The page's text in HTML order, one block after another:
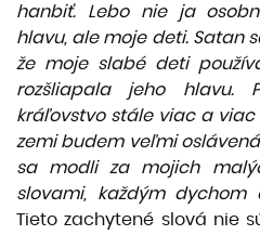
hanbiť. Lebo nie ja
hlavu, ale moje deti. Satan
že moje slabé deti
rozšliapala jeho hlavu.
kráľovstvo stále viac a viac
zemi budem veľmi
sa modli za mojich
slovami, každým dychom
Tieto zachytené slová nie